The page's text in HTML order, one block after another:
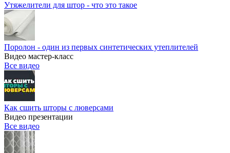
Утяжелители для штор - что это такое
Поролон - один из первых синтетических утеплителей
Видео мастер-класс
Все видео
Как сшить шторы с люверсами
Видео презентации
Все видео